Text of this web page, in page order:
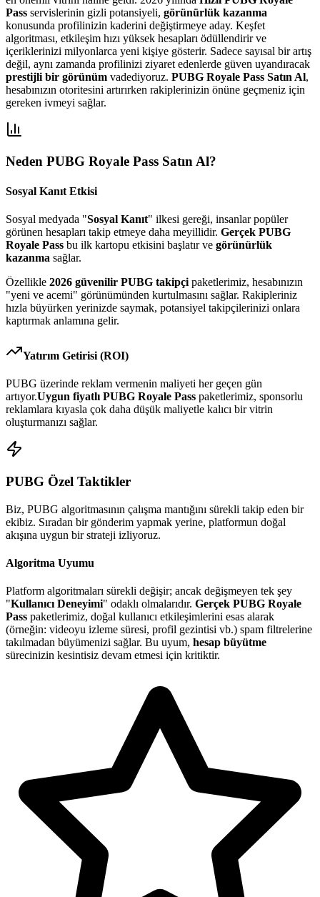
Pass servislerinin gizli potansiyeli, görünürlük kazanma
konusunda profilinizin kaderini değiştirmeye aday. Keşfet
algoritması, etkileşim hızı yüksek hesapları ödüllendirir ve
içeriklerinizi milyonlarca yeni kişiye gösterir. Sadece sayısal bir artış
değil, aynı zamanda profilinizi ziyaret edenlerde güven uyandıracak
prestijli bir görünüm vadediyoruz. PUBG Royale Pass Satın Al,
hesabınızın otoritesini artırırken rakiplerinizin önüne geçmeniz için
gereken ivmeyi sağlar.
Neden PUBG Royale Pass Satın Al?
Sosyal Kanıt Etkisi
Sosyal medyada "Sosyal Kanıt" ilkesi gereği, insanlar popüler
görünen hesapları takip etmeye daha meyillidir. Gerçek PUBG
Royale Pass bu ilk kartopu etkisini başlatır ve görünürlük
kazanma sağlar.
Özellikle 2026 güvenilir PUBG takipçi paketlerimiz, hesabınızın
"yeni ve acemi" görünümünden kurtulmasını sağlar. Rakipleriniz
hızla büyürken yerinizde saymak, potansiyel takipçilerinizi onlara
kaptırmak anlamına gelir.
Yatırım Getirisi (ROI)
PUBG üzerinde reklam vermenin maliyeti her geçen gün
artıyor.Uygun fiyatlıPUBG Royale Pass paketlerimiz, sponsorlu
reklamlara kıyasla çok daha düşük maliyetle kalıcı bir vitrin
oluşturmanızı sağlar.
PUBG Özel Taktikler
Biz, PUBG algoritmasının çalışma mantığını sürekli takip eden bir
ekibiz. Sıradan bir gönderim yapmak yerine, platformun doğal
akışına uygun bir strateji izliyoruz.
Algoritma Uyumu
Platform algoritmaları sürekli değişir; ancak değişmeyen tek şey
"Kullanıcı Deneyimi" odaklı olmalarıdır. Gerçek PUBG Royale
Pass paketlerimiz, doğal kullanıcı etkileşimlerini esas alarak
(örneğin: videoyu izleme süresi, profil gezintisi vb.) spam filtrelerine
takılmadan büyümenizi sağlar. Bu uyum, hesap büyütme
sürecinizin kesintisiz devam etmesi için kritiktir.